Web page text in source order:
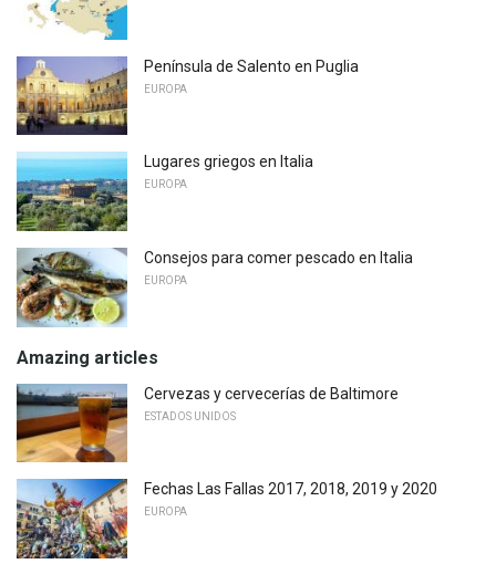
Península de Salento en Puglia
EUROPA
Lugares griegos en Italia
EUROPA
Consejos para comer pescado en Italia
EUROPA
Amazing articles
Cervezas y cervecerías de Baltimore
ESTADOS UNIDOS
Fechas Las Fallas 2017, 2018, 2019 y 2020
EUROPA